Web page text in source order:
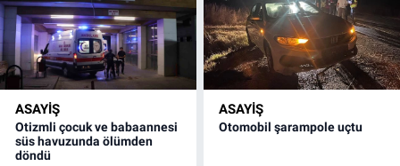
ASAYİŞ
Otizmli çocuk ve babaannesi
süs havuzunda ölümden
döndü
ASAYİŞ
Otomobil şarampole uçtu